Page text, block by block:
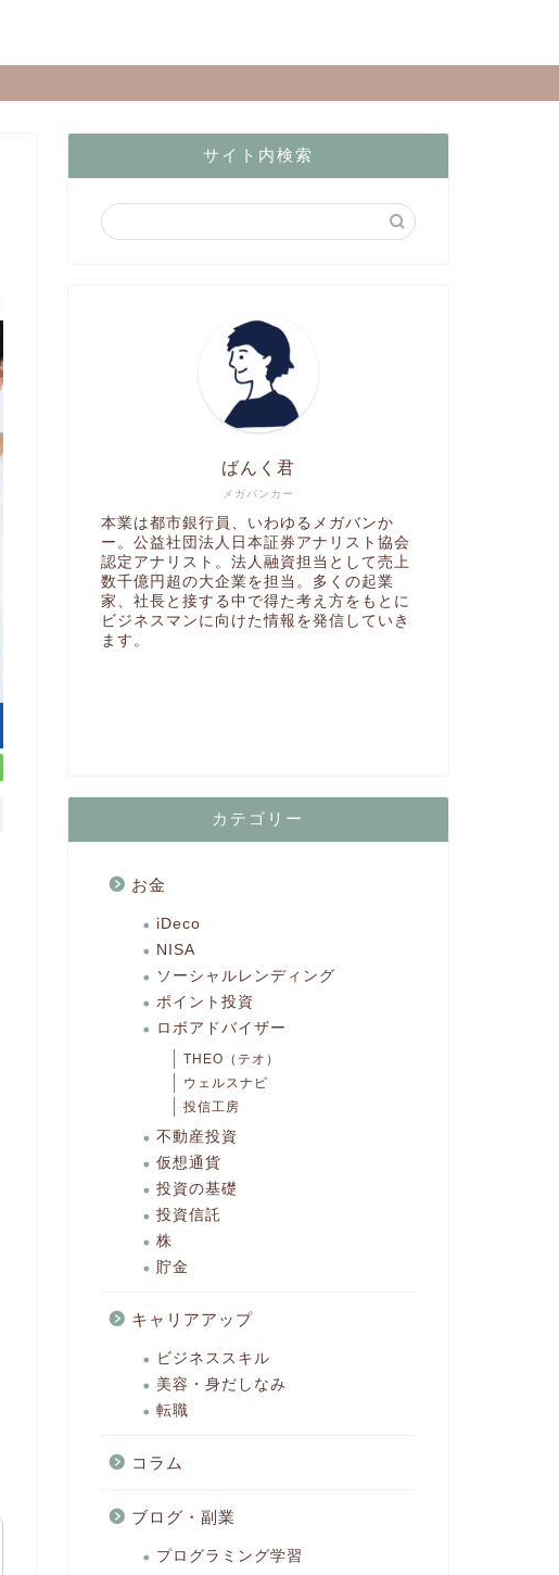
サイト内検索
メガバンカー
ばんく君
本業は都市銀行員、いわゆるメガバンか
ー。公益社団法人日本証券アナリスト協会
認定アナリスト。法人融資担当として売上
数千億円超の大企業を担当。多くの起業
家、社長と接する中で得た考え方をもとに
ビジネスマンに向けた情報を発信していき
ます。
カテゴリー
お金
iDeco
NISA
ソーシャルレンディング
ポイント投資
ロボアドバイザー
THEO（テオ）
ウェルスナビ
投信工房
不動産投資
仮想通貨
投資の基礎
投資信託
株
貯金
キャリアアップ
ビジネススキル
美容・身だしなみ
転職
コラム
ブログ・副業
プログラミング学習